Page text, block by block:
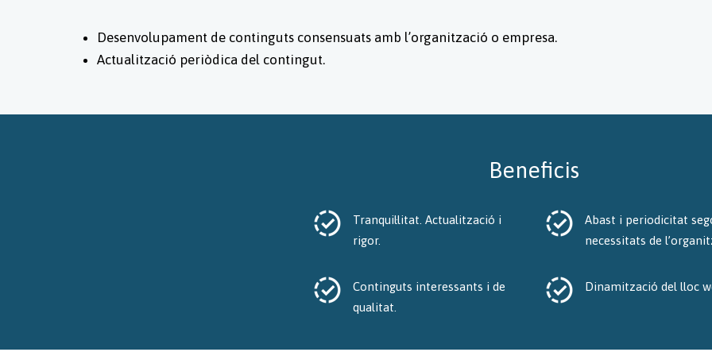
Desenvolupament de continguts consensuats amb l’organització o empresa.
Actualització periòdica del contingut.
Beneficis
Tranquil·litat. Actualització i
rigor.
Continguts interessants i de
qualitat.
Abast i periodicitat
necessitats de
Dinamització del lloc